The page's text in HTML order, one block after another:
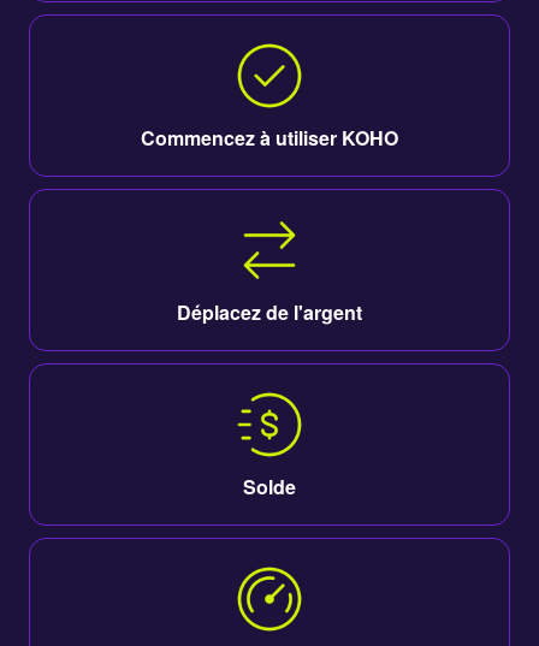
Commencez à utiliser KOHO
Déplacez de l'argent
Solde